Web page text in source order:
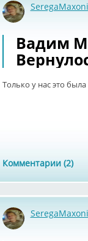
Вадим
Только у нас это
Комментарии (2)